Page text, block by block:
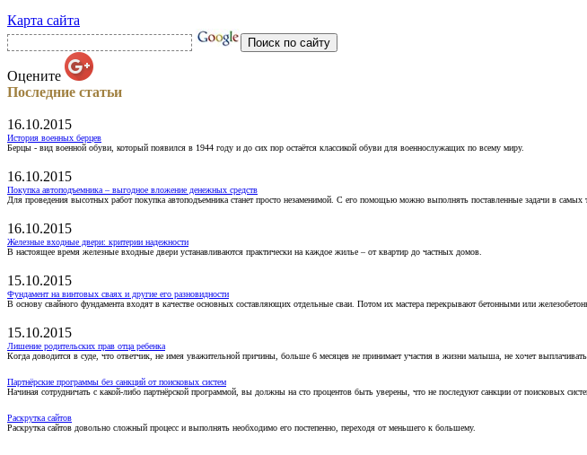
Карта сайта
Оцените
Последние статьи
16.10.2015
История военных берцев
Берцы - вид военной обуви, который появился в 1944 году и до сих пор остаётся классикой обуви для военнослужащих по всему миру.
16.10.2015
Покупка автоподъемника – выгодное вложение денежных средств
Для проведения высотных работ покупка автоподъемника станет просто незаменимой. С его помощью можно выполнять поставленные задачи в
16.10.2015
Железные входные двери: критерии надежности
В настоящее время железные входные двери устанавливаются практически на каждое жилье – от квартир до частных домов.
15.10.2015
Фундамент на винтовых сваях и другие его разновидности
В основу свайного фундамента входят в качестве основных составляющих отдельные сваи. Потом их мастера перекрывают бетонными или
15.10.2015
Лишение родительских прав отца ребенка
Когда доводится в суде, что ответчик, не имея уважительной причины, больше 6 месяцев не принимает участия в жизни малыша, не хочет
Партнёрские программы без санкций от поисковых систем
Начиная сотрудничать с какой-либо партнёрской программой, вы должны на сто процентов быть уверены, что не последуют санкции от поисковых
Раскрутка сайтов
Раскрутка сайтов довольно сложный процесс и выполнять необходимо его постепенно, переходя от меньшего к большему.